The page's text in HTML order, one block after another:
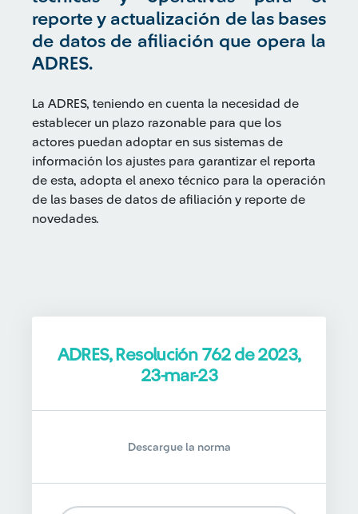
reporte y actualización de las bases
de datos de afiliación que opera la
ADRES.
La ADRES, teniendo en cuenta la necesidad de
establecer un plazo razonable para que los
actores puedan adoptar en sus sistemas de
información los ajustes para garantizar el reporta
de esta, adopta el anexo técnico para la operación
de las bases de datos de afiliación y reporte de
novedades.
ADRES, Resolución 762 de 2023,
23-mar-23
Descargue la norma